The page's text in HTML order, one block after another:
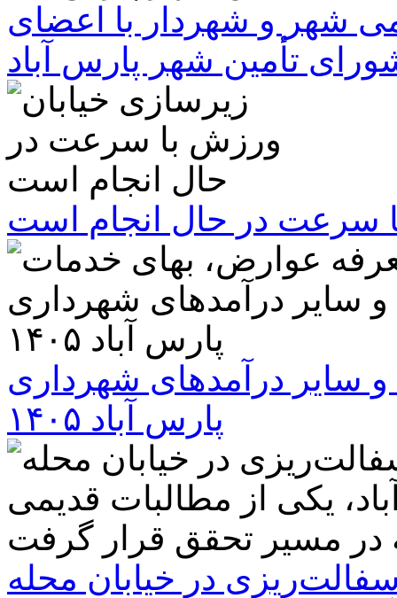
شهر و شهردار با اعضای
تأمین شهر پارس آباد
سرعت در حال انجام است
سایر درآمدهای شهرداری
پارس آباد ۱۴۰۵
در خیابان محله